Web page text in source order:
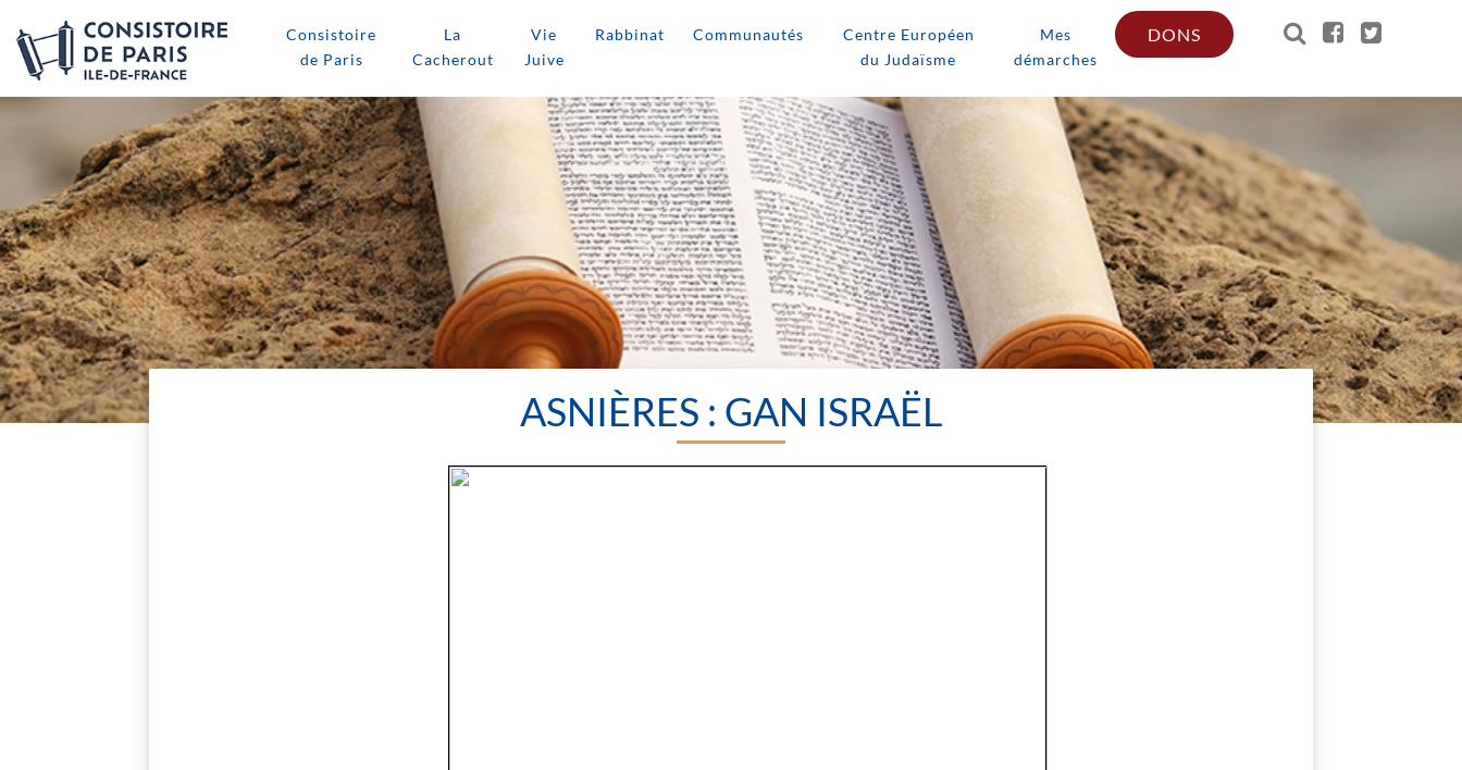
Consistoire
de Paris
La
Cacherout
Vie
Juive
Rabbinat Communautés
Centre Européen
du Judaïsme
Mes
démarches
DONS
ASNIÈRES : GAN ISRAËL